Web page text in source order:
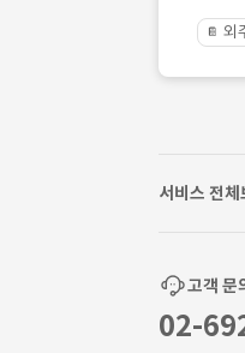
📔 외
서비스 전체
고객 문
02-